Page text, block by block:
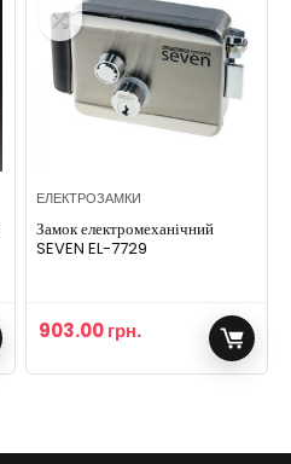
ЕЛЕКТРОЗАМКИ
Замок електромеханічний
SEVEN EL-7729
903.00грн.